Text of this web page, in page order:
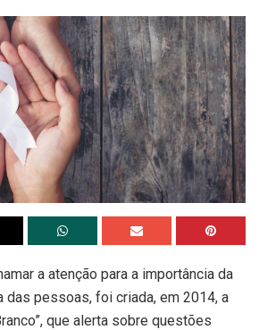
a atenção para a importância da
das pessoas, foi criada, em 2014, a
que alerta sobre questões